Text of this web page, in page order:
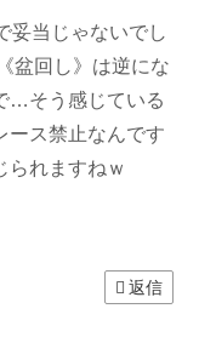
妥当じゃないでし
盆回し》は逆にな
…そう感じている
ース禁止なんです
れますねｗ
返信